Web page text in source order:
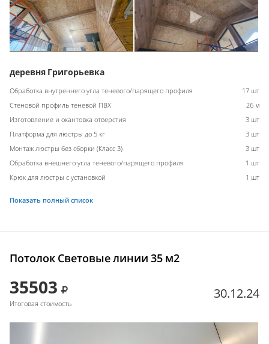
деревня Григорьевка
Обработка внутреннего угла теневого/парящего профиля
17 шт
Стеновой профиль теневой ПВХ
26 м
Изготовление и окантовка отверстия
3 шт
Платформа для люстры до 5 кг
3 шт
Монтаж люстры без сборки (Класс 3)
3 шт
Обработка внешнего угла теневого/парящего профиля
1 шт
Крюк для люстры с установкой
1 шт
Показать полный список
Потолок Световые линии 35 м2
35503
Итоговая стоимость
30.12.24